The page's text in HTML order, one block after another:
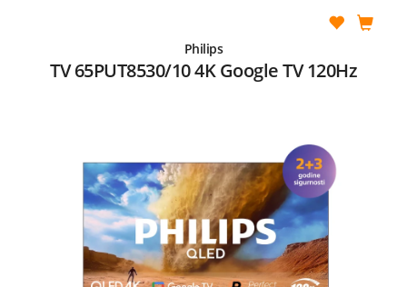
Philips
TV 65PUT8530/10 4K Google TV 120Hz